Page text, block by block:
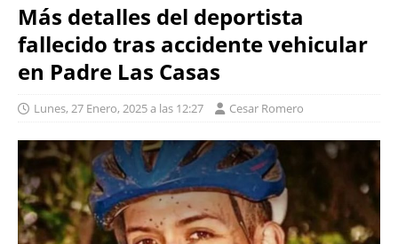
Más detalles del deportista
fallecido tras accidente vehicular
en Padre Las Casas
Lunes, 27 Enero, 2025 a las 12:27 Cesar Romero